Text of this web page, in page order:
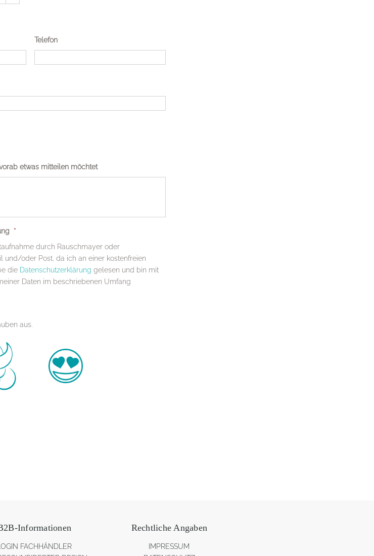
Telefon
Punkt
etwas mitteilen möchtet
*
durch Rauschmayer oder
und/oder Post, da ich an einer kostenfreien
die Datenschutzerklärung gelesen und bin mit
Daten im beschriebenen Umfang
aus.
Informationen
FACHHÄNDLER
Rechtliche Angaben
IMPRESSUM